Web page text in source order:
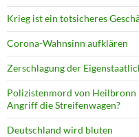
Krieg ist ein totsicheres
Corona-Wahnsinn aufklären
Zerschlagung der
Polizistenmord von Heilbronn
Angriff die Streifenwagen?
Deutschland wird bluten